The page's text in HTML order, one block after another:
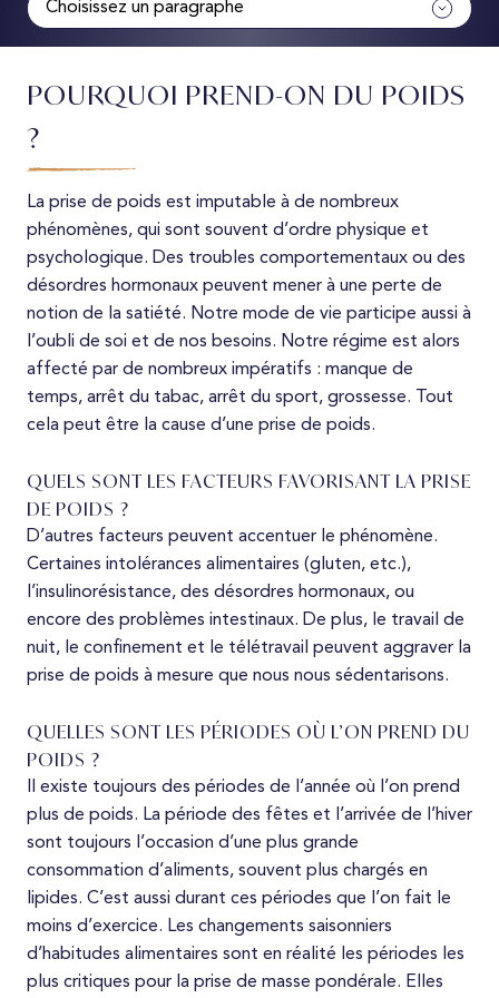
Choisissez un paragraphe
Qui est concerné ?
POURQUOI PREND-ON DU POIDS
?
La prise de poids est imputable à de nombreux
phénomènes, qui sont souvent d’ordre physique et
psychologique. Des troubles comportementaux ou des
désordres hormonaux peuvent mener à une perte de
notion de la satiété. Notre mode de vie participe aussi à
l’oubli de soi et de nos besoins. Notre régime est alors
affecté par de nombreux impératifs : manque de
temps, arrêt du tabac, arrêt du sport, grossesse. Tout
cela peut être la cause d’une prise de poids.
QUELS SONT LES FACTEURS FAVORISANT LA PRISE
DE POIDS ?
D’autres facteurs peuvent accentuer le phénomène.
Certaines intolérances alimentaires (gluten, etc.),
l’insulinorésistance, des désordres hormonaux, ou
encore des problèmes intestinaux. De plus, le travail de
nuit, le confinement et le télétravail peuvent aggraver la
prise de poids à mesure que nous nous sédentarisons.
QUELLES SONT LES PÉRIODES OÙ L’ON PREND DU
POIDS ?
Il existe toujours des périodes de l’année où l’on prend
plus de poids. La période des fêtes et l’arrivée de l’hiver
sont toujours l’occasion d’une plus grande
consommation d’aliments, souvent plus chargés en
lipides. C’est aussi durant ces périodes que l’on fait le
moins d’exercice. Les changements saisonniers
d’habitudes alimentaires sont en réalité les périodes les
plus critiques pour la prise de masse pondérale. Elles